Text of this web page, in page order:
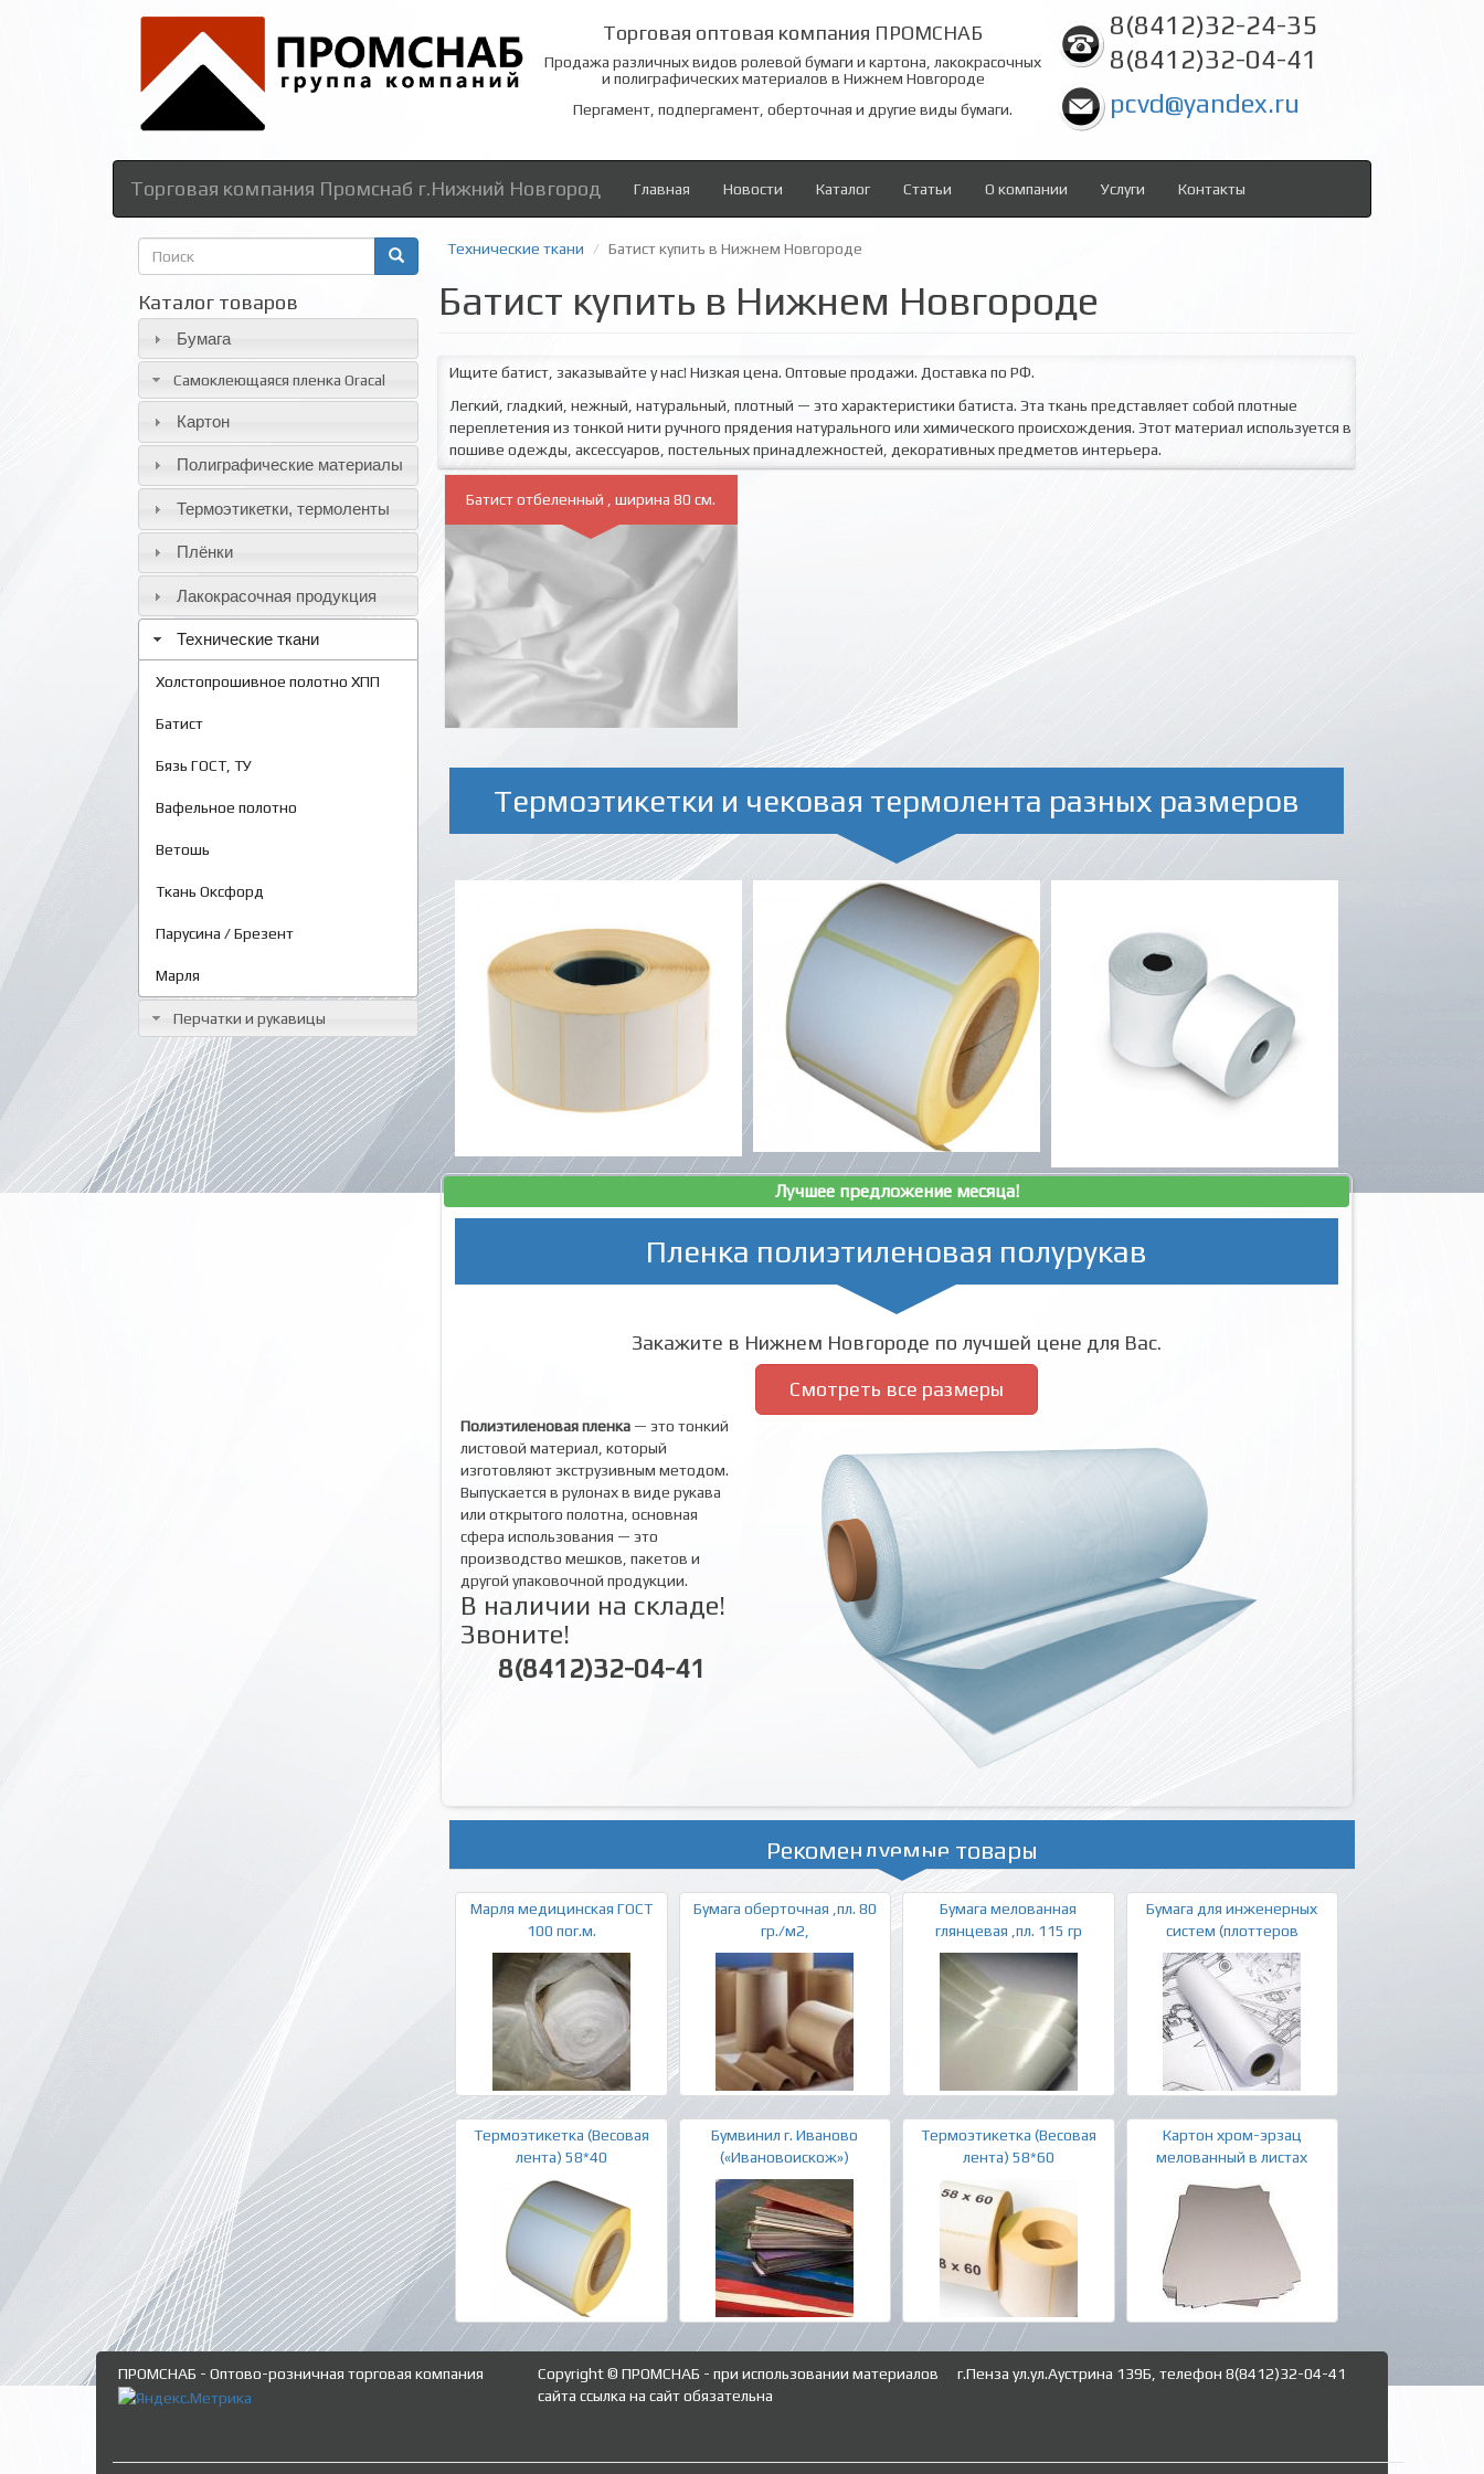
Торговая оптовая компания ПРОМСНАБ
Продажа различных видов ролевой бумаги и картона, лакокрасочных
и полиграфических материалов в Нижнем Новгороде
Пергамент, подпергамент, оберточная и другие виды бумаги.
8(8412)32-24-35
8(8412)32-04-41
pcvd@yandex.ru
Торговая компания Промснаб г.Нижний Новгород Главная Новости Каталог Статьи О компании Услуги Контакты
Форма
поиска
Каталог товаров
Бумага
Самоклеющаяся пленка Oracal
Картон
Полиграфические материалы
Термоэтикетки, термоленты
Плёнки
Лакокрасочная продукция
Технические ткани
Холстопрошивное полотно ХПП
Батист
Бязь ГОСТ, ТУ
Вафельное полотно
Ветошь
Ткань Оксфорд
Парусина / Брезент
Марля
Перчатки и рукавицы
Технические ткани Батист купить в Нижнем Новгороде
Батист купить в Нижнем Новгороде
Ищите батист, заказывайте у нас! Низкая цена. Оптовые продажи. Доставка по РФ.
Легкий, гладкий, нежный, натуральный, плотный — это характеристики батиста. Эта ткань представляет собой плотные
переплетения из тонкой нити ручного прядения натурального или химического происхождения. Этот материал используется в
пошиве одежды, аксессуаров, постельных принадлежностей, декоративных предметов интерьера.
Батист отбеленный , ширина 80 см.
Термоэтикетки и чековая термолента разных размеров
Лучшее предложение месяца!
Пленка полиэтиленовая полурукав
Закажите в Нижнем Новгороде по лучшей цене для Вас.
Смотреть все размеры
Полиэтиленовая пленка — это тонкий
листовой материал, который
изготовляют экструзивным методом.
Выпускается в рулонах в виде рукава
или открытого полотна, основная
сфера использования — это
производство мешков, пакетов и
другой упаковочной продукции.
В наличии на складе!
Звоните!
8(8412)32-04-41
Рекомендуемые товары
Марля медицинская ГОСТ
100 пог.м.
Бумага оберточная ,пл. 80
гр./м2,
Бумага мелованная
глянцевая ,пл. 115 гр
Бумага для инженерных
систем (плоттеров
Термоэтикетка (Весовая
лента) 58*40
Бумвинил г. Иваново
(«Ивановоискож»)
Термоэтикетка (Весовая
лента) 58*60
Картон хром-эрзац
мелованный в листах
ПРОМСНАБ - Оптово-розничная торговая компания
Copyright © ПРОМСНАБ - при использовании материалов
сайта ссылка на сайт обязательна
г.Пенза ул.ул.Аустрина 139Б, телефон 8(8412)32-04-41